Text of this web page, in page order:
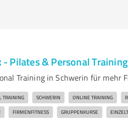
- Pilates & Personal Training
Training in Schwerin für mehr
TRAINING SCHWERIN ONLINE TRAINING
FIRMENFITNESS GRUPPENKURSE